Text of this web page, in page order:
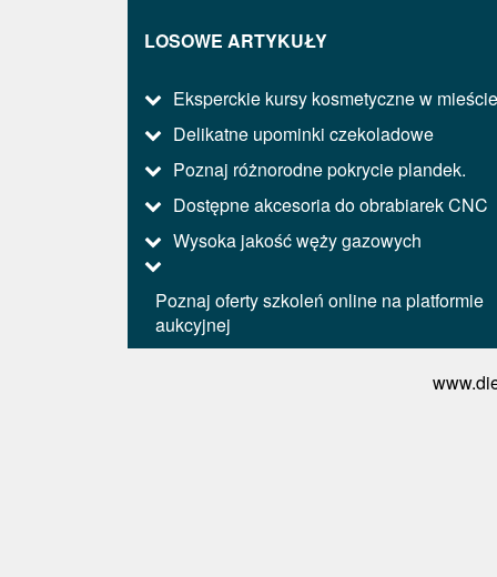
LOSOWE ARTYKUŁY
Eksperckie kursy kosmetyczne w mieście
Delikatne upominki czekoladowe
Poznaj różnorodne pokrycie plandek.
Dostępne akcesoria do obrabiarek CNC
Wysoka jakość węży gazowych
Poznaj oferty szkoleń online na platformie
aukcyjnej